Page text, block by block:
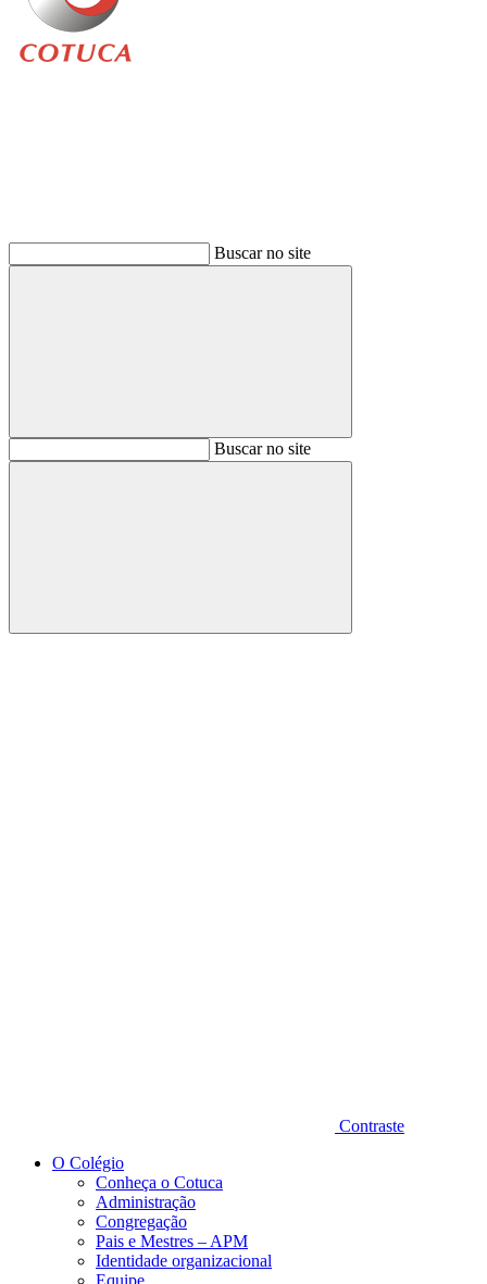
Buscar no site
BuscarBuscar no site
Buscar
Contraste
O Colégio
Conheça o Cotuca
Administração
Congregação
Pais e Mestres – APM
Identidade organizacional
Equipe